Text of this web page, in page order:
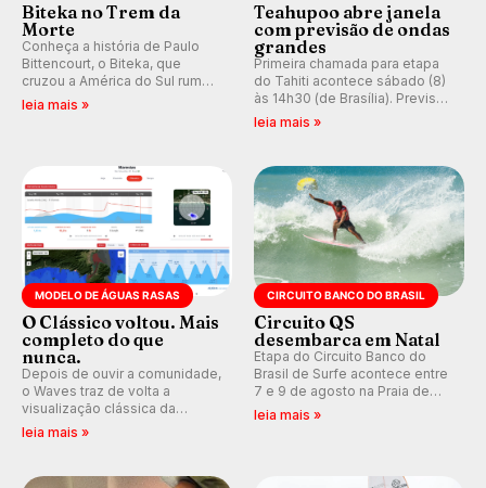
Biteka no Trem da
Morte
Conheça a história de Paulo
Bittencourt, o Biteka, que
cruzou a América do Sul rumo
ao Pacífico em uma jornada
leia mais »
Teahupoo abre janela
com previsão de ondas
grandes
Primeira chamada para etapa
do Tahiti acontece sábado (8)
às 14h30 (de Brasília). Previsão
indica swell consistente.
Kelly Slater convidado.
leia mais »
MODELO DE ÁGUAS RASAS
O Clássico voltou. Mais
completo do que
nunca.
Depois de ouvir a comunidade,
o Waves traz de volta a
visualização clássica da
previsão de águas rasas,
ondas para até 16 dias.
leia mais »
CIRCUITO BANCO DO BRASIL
Circuito QS
desembarca em Natal
Etapa do Circuito Banco do
Brasil de Surfe acontece entre
7 e 9 de agosto na Praia de
Miami (RN), em disputas
leia mais »